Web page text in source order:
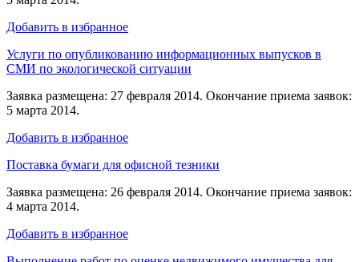
Добавить в избранное
Услуги по опубликованию информационных выпусков в
СМИ по экологической ситуации
Заявка размещена: 27 февраля 2014. Окончание приема заявок:
5 марта 2014.
Добавить в избранное
Поставка бумаги для офисной тезники
Заявка размещена: 26 февраля 2014. Окончание приема заявок:
4 марта 2014.
Добавить в избранное